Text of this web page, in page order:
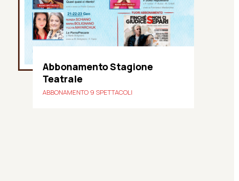
Abbonamento Stagione
Teatrale
ABBONAMENTO 9 SPETTACOLI